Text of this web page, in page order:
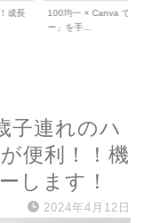
ンダ
【 工作 】ダイソーの
って「桜のちぎり...
子連れのハ
便利！！機
します！
2024年4月12日